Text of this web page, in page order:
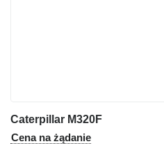
Caterpillar M320F
Cena na żądanie